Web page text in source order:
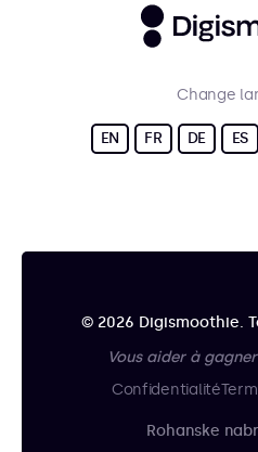
Change
EN FR DE ES
© 2026 Digismoothie.
Vous aider à
Confidentialité
Rohanske